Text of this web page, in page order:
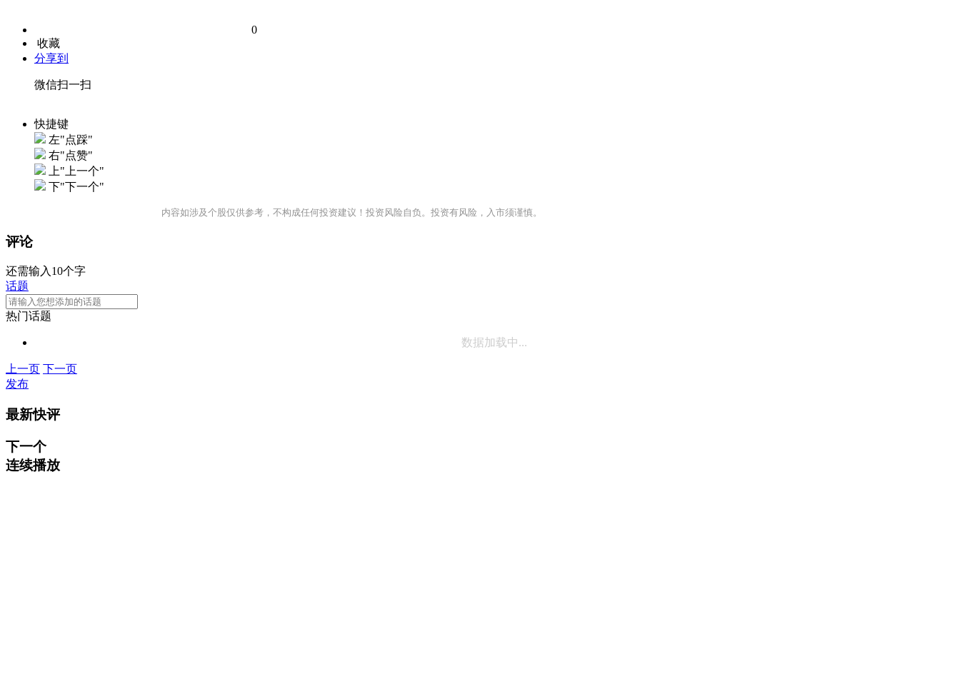
0
收藏
分享到
微信扫一扫
快捷键
左"点踩"
右"点赞"
上"上一个"
下"下一个"
内容如涉及个股仅供参考，不构成任何投资建议！投资风险自负。投资有风险，入市须谨慎。
评论
还需输入10个字
话题
热门话题
数据加载中...
上一页 下一页
发布
最新快评
下一个
连续播放